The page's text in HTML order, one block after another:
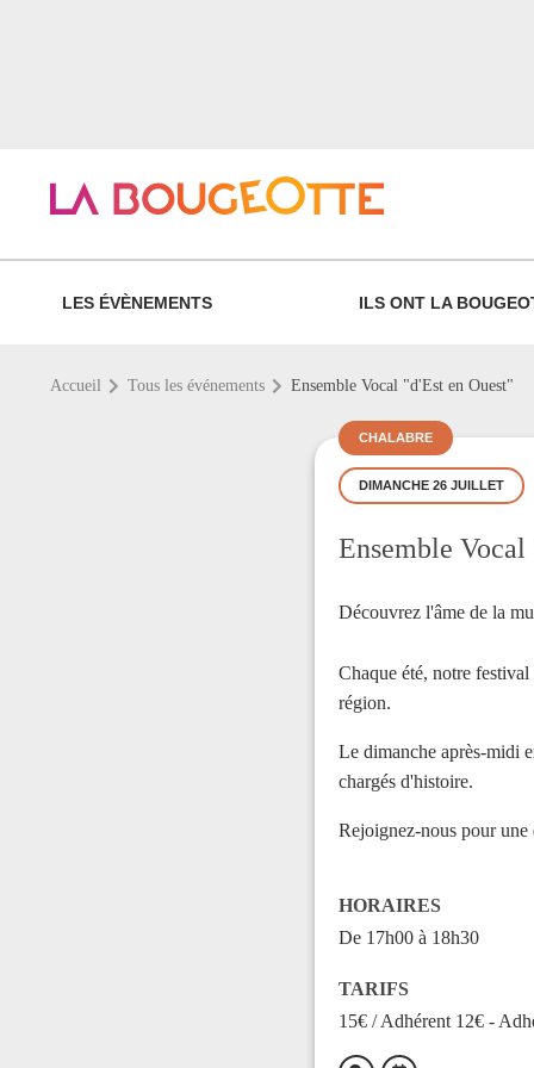
LES ÉVÈNEMENTS ILS ONT LA
Accueil Tous les événements Ensemble Vocal "d'Est en Ouest"
CHALABRE
DIMANCHE 26 JUILLET
Ensemble
Découvrez l'âme de la
Chaque été, notre
région.
Le dimanche après-midi
chargés d'histoire.
Rejoignez-nous pour
HORAIRES
De 17h00 à 18h30
TARIFS
15€ / Adhérent 12€ -